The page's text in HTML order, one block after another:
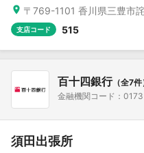
〒769-1101 香川県三豊市
支店コード 515
百十四銀行（全7件
金融機関コード：0173
須田出張所